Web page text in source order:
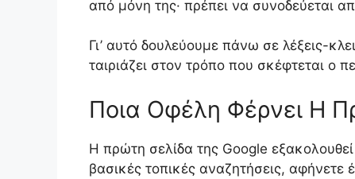
από μόνη της· πρέπει να συνοδεύεται
Γι’ αυτό δουλεύουμε πάνω σε λέξεις-
ταιριάζει στον τρόπο που σκέφτεται ο
Ποια Οφέλη Φέρνει Η
Η πρώτη σελίδα της Google
βασικές τοπικές αναζητήσεις, αφήνετε